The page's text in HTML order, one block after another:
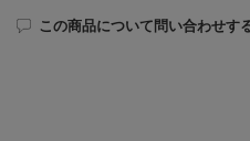
この商品について問い合わせす